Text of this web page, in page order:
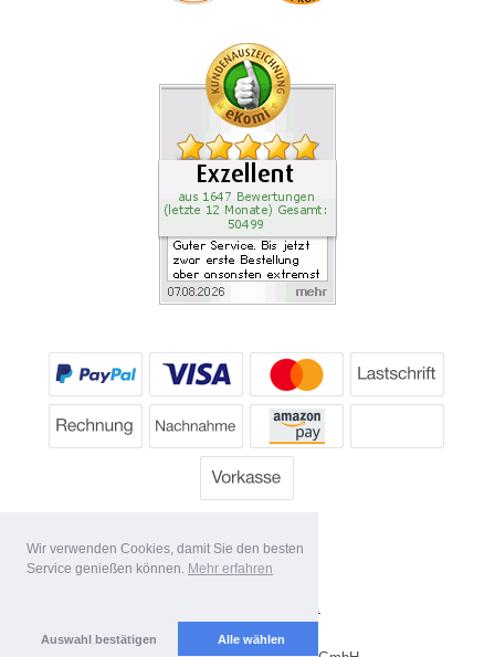
Wir verwenden Cookies, damit Sie den besten
Service genießen können. Mehr erfahren
Auswahl bestätigen Alle wählen
Lieferbedingungen